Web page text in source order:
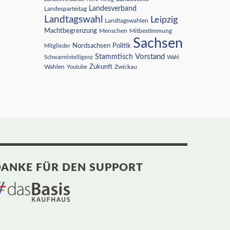
Landesparteitag Landesverband
Landtagswahl Landtagswahlen Leipzig
Machtbegrenzung Menschen Mitbestimmung
Mitglieder Nordsachsen Politik Sachsen
Schwarmintelligenz Stammtisch Vorstand Wahl
Wahlen Youtube Zukunft Zwickau
FÜR DEN SUPPORT